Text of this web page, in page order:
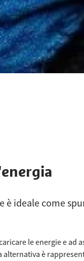
è ideale come
le energie e ad
è